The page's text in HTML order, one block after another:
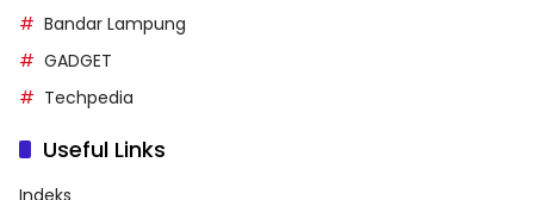
Bandar Lampung
GADGET
Techpedia
Useful Links
Indeks